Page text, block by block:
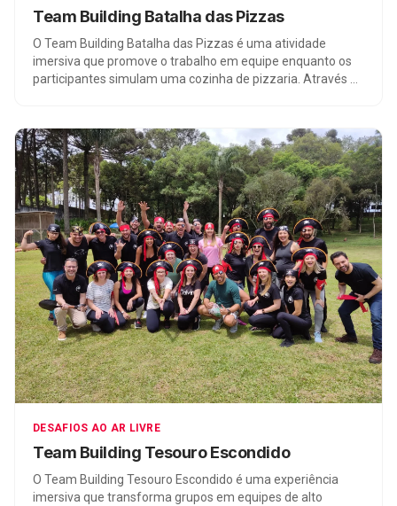
Team Building Batalha das Pizzas
O Team Building Batalha das Pizzas é uma atividade
imersiva que promove o trabalho em equipe enquanto os
participantes simulam uma cozinha de pizzaria. Através do
planejamento, gerenciamento e colaboração. É uma
experiência divertida que fortalece equipes e promove o
aprendizado prático.
DESAFIOS AO AR LIVRE
Team Building Tesouro Escondido
O Team Building Tesouro Escondido é uma experiência
imersiva que transforma grupos em equipes de alto